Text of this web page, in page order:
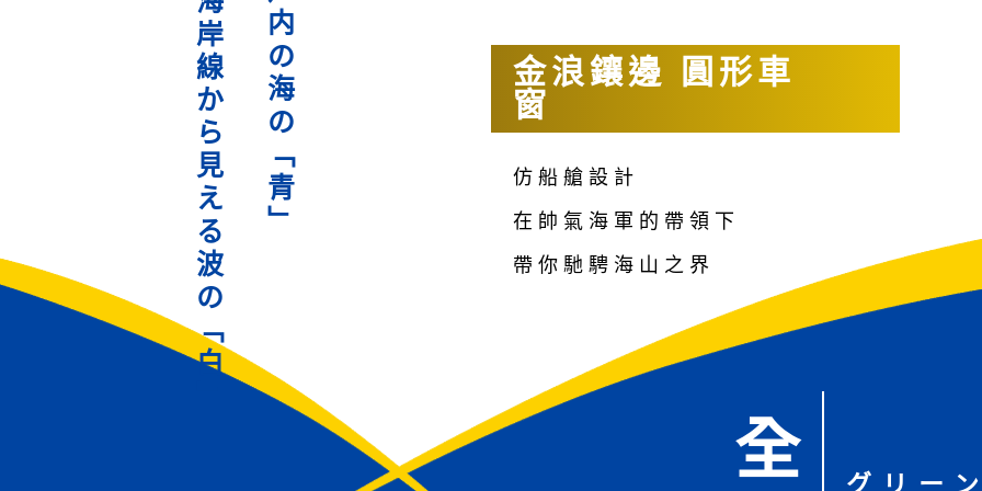
岸
線
か
ら
見
え
る
波
の
﹁
白
内
の
海
の
﹁
青
﹂
金浪鑲邊 圓形車
窗
仿船艙設計
在帥氣海軍的帶領下
帶你馳騁海山之界
全
グリー